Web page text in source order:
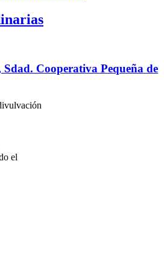
Cooperativa Pequeña de
el